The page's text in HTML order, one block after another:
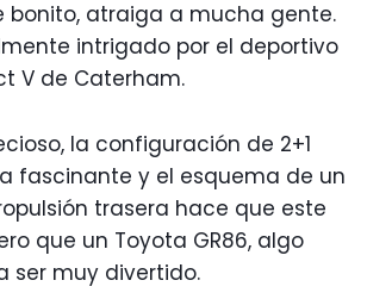
bonito, atraiga a mucha gente.
intrigado por el deportivo
V de Caterham.
la configuración de 2+1
fascinante y el esquema de un
trasera hace que este
que un Toyota GR86, algo
ser muy divertido.